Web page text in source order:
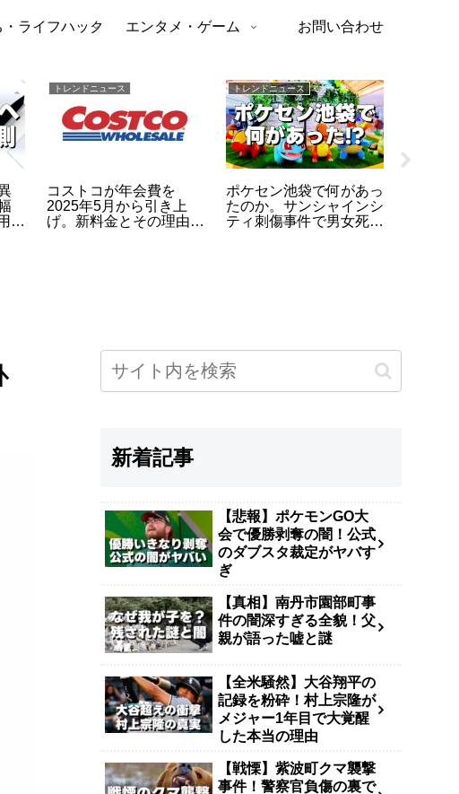
ライフハック エンタメ・ゲーム お問い合わせ
モ
トレンドニュース
コストコが年会費を
2025年5月から引き上
げ。新料金とその理由と
トレンドニュース
ポケセン池袋で何があっ
たのか。サンシャインシ
ティ刺傷事件で男女死
新着記事
【悲報】ポケモンGO大
会で優勝剥奪の闇！公式
のダブスタ裁定がヤバす
ぎ
【真相】南丹市園部町事
件の闇深すぎる全貌！父
親が語った嘘と謎
【全米騒然】大谷翔平の
記録を粉砕！村上宗隆が
メジャー1年目で大覚醒
した本当の理由
【戦慄】紫波町クマ襲撃
事件！警察官負傷の裏で